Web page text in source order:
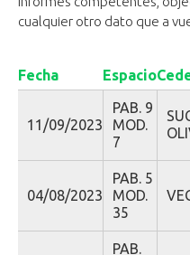
cualquier otro dato que a
Fecha Espacio
11/09/2023
PAB. 9
MOD.
7
04/08/2023
PAB. 5
MOD.
35
PAB.